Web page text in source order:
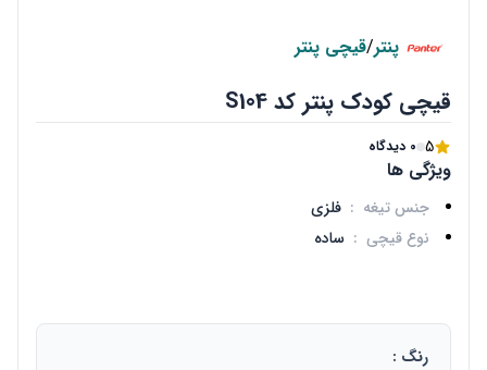
پنتر/قیچی پنتر
قیچی کودک پنتر کد S104
5 0 دیدگاه
ویژگی ها
جنس تیغه : فلزی
نوع قیچی : ساده
رنگ :